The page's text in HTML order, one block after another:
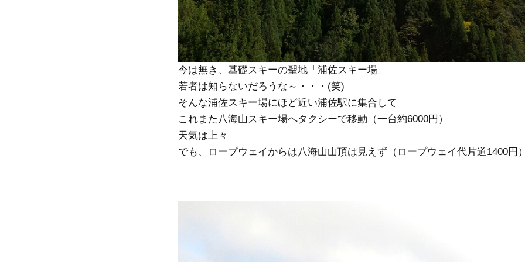
今は無き、基礎スキーの聖地「浦佐スキー場」
若者は知らないだろうな～・・・(笑)
そんな浦佐スキー場にほど近い浦佐駅に集合して
これまた八海山スキー場へタクシーで移動（一台約6000円）
天気は上々
でも、ロープウェイからは八海山山頂は見えず（ロープウェイ代片道1400円